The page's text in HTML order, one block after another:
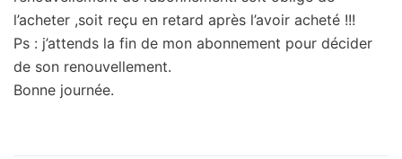
l’acheter ,soit reçu en retard après l’avoir acheté !!!
Ps : j’attends la fin de mon abonnement pour décider
de son renouvellement.
Bonne journée.